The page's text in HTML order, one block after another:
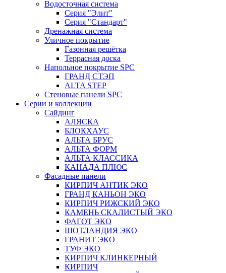
Водосточная система
Серия "Элит"
Серия "Стандарт"
Дренажная система
Уличное покрытие
Газонная решётка
Террасная доска
Напольное покрытие SPC
ГРАНД СТЭП
ALTA STEP
Стеновые панели SPC
Серии и коллекции
Сайдинг
АЛЯСКА
БЛОКХАУС
АЛЬТА БРУС
АЛЬТА ФОРМ
АЛЬТА КЛАССИКА
КАНАДА ПЛЮС
Фасадные панели
КИРПИЧ АНТИК ЭКО
ГРАНД КАНЬОН ЭКО
КИРПИЧ РИЖСКИЙ ЭКО
КАМЕНЬ СКАЛИСТЫЙ ЭКО
ФАГОТ ЭКО
ШОТЛАНДИЯ ЭКО
ГРАНИТ ЭКО
ТУФ ЭКО
КИРПИЧ КЛИНКЕРНЫЙ
КИРПИЧ